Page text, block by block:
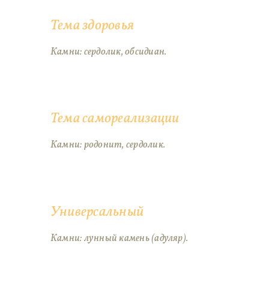
Тема здоровья
Камни: сердолик, обсидиан.
Тема самореализации
Камни: родонит, сердолик.
Универсальный
Камни: лунный камень (адуляр).